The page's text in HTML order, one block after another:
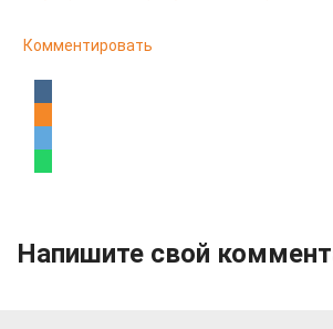
Комментировать
Напишите свой